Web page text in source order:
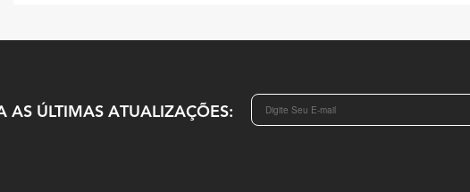
AS ÚLTIMAS ATUALIZAÇÕES: